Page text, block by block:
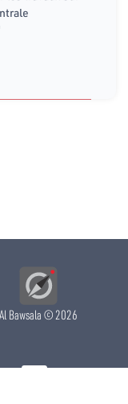
Al Bawsala© 2026